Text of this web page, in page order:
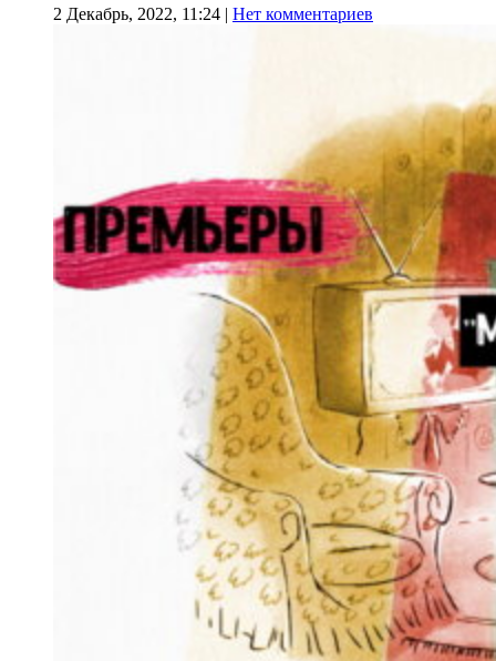
2 Декабрь, 2022, 11:24 | Нет комментариев